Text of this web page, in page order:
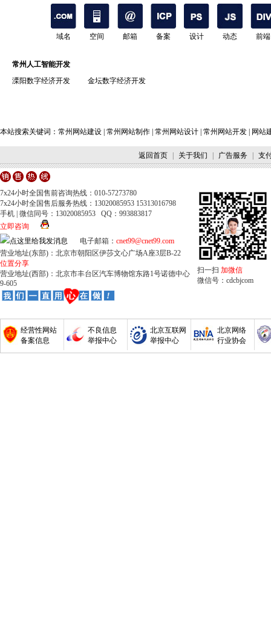
域名 空间 邮箱 备案 设计 动态 前端
常州人工智能开发
溧阳数字经济开发
金坛数字经济开发
本站搜索关键词： 常州网站建设 常州网站制作 常州网站设计 常州网站开发 网站
返回首页 关于我们 广告服务 支
7x24小时全国售前咨询热线：010-57273780
7x24小时全国售后服务热线：13020085953 15313016798
手机 | 微信同号：13020085953 QQ：993883817
立即咨询
电子邮箱： cnet99@cnet99.com
营业地址(东部)：北京市朝阳区伊莎文心广场A座3层B-22
位置分享
营业地址(西部)：北京市丰台区汽车博物馆东路1号诺德中心
9-605
扫一扫 加微信
微信号：cdcbjcom
经营性网站
备案信息
不良信息
举报中心
北京互联网
举报中心
北京网络
行业协会